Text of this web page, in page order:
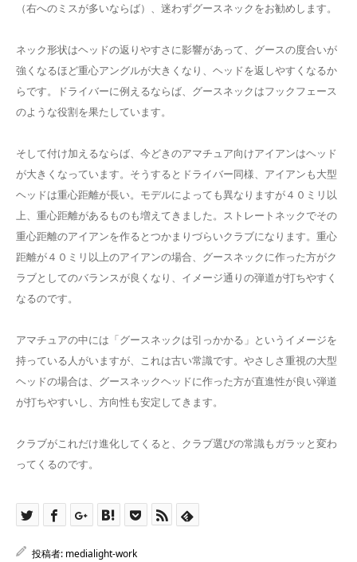
（右へのミスが多いならば）、迷わずグースネックをお勧めします。
ネック形状はヘッドの返りやすさに影響があって、グースの度合いが
強くなるほど重心アングルが大きくなり、ヘッドを返しやすくなるか
らです。ドライバーに例えるならば、グースネックはフックフェース
のような役割を果たしています。
そして付け加えるならば、今どきのアマチュア向けアイアンはヘッド
が大きくなっています。そうするとドライバー同様、アイアンも大型
ヘッドは重心距離が長い。モデルによっても異なりますが４０ミリ以
上、重心距離があるものも増えてきました。ストレートネックでその
重心距離のアイアンを作るとつかまりづらいクラブになります。重心
距離が４０ミリ以上のアイアンの場合、グースネックに作った方がク
ラブとしてのバランスが良くなり、イメージ通りの弾道が打ちやすく
なるのです。
アマチュアの中には「グースネックは引っかかる」というイメージを
持っている人がいますが、これは古い常識です。やさしさ重視の大型
ヘッドの場合は、グースネックヘッドに作った方が直進性が良い弾道
が打ちやすいし、方向性も安定してきます。
クラブがこれだけ進化してくると、クラブ選びの常識もガラッと変わ
ってくるのです。
投稿者: medialight-work